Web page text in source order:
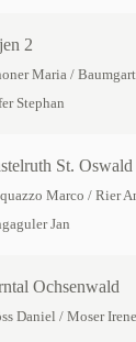
2
Maria /
Stephan
St. Oswald
Marco / Rier
Jan
Ochsenwald
Daniel / Moser